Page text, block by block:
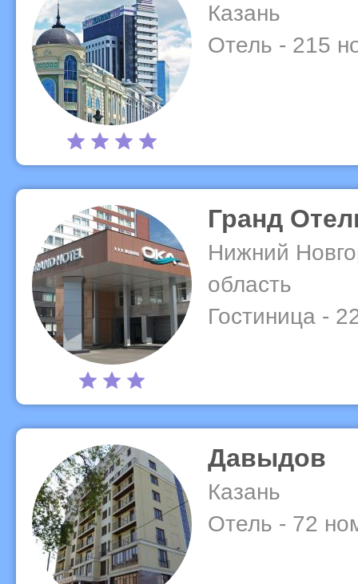
Казань
Отель - 215
Гранд
Нижний
область
Гостиница -
Давыдов
Казань
Отель - 72